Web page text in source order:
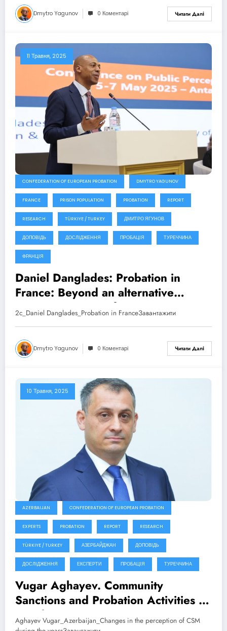
Dmytro Yagunov 0 Коментарі Читати Далі
11 Травня, 2025
CONFEDERATION OF EUROPEAN PROBATION DMYTRO YAGUNOV
FRANCE PRISON POPULATION PROBATION REPORT
RESEARCH TÜRKIYE / TURKEY ДМИТРО ЯГУНОВ
ДОПОВІДЬ ДОСЛІДЖЕННЯ ПРОБАЦІЯ ТУРЕЧЧИНА
ФРАНЦІЯ
Daniel Danglades: Probation in
France: Beyond an alternative
sanction. CEP Conference –
Antalya, Türkiye (2025)
2c_Daniel Danglades_Probation in FranceЗавантажити
Dmytro Yagunov 0 Коментарі Читати Далі
10 Травня, 2025
AZERBAIJAN CONFEDERATION OF EUROPEAN PROBATION
EXPERTS PROBATION REPORT RESEARCH
TÜRKIYE / TURKEY АЗЕРБАЙДЖАН ДОПОВІДЬ
ДОСЛІДЖЕННЯ ЕКСПЕРТИ ПРОБАЦІЯ ТУРЕЧЧИНА
Vugar Aghayev. Community
Sanctions and Probation Activities in
Azerbaijan: A New Era, Emerging
Aghayev Vugar_Azerbaijan_Changes in the perception of CSM